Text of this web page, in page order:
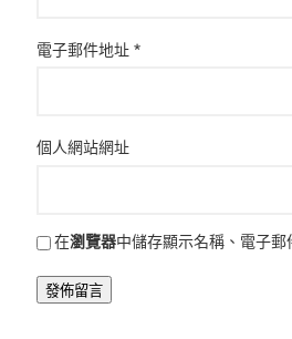
電子郵件地址 *
個人網站網址
在瀏覽器中儲存顯示名稱、電子